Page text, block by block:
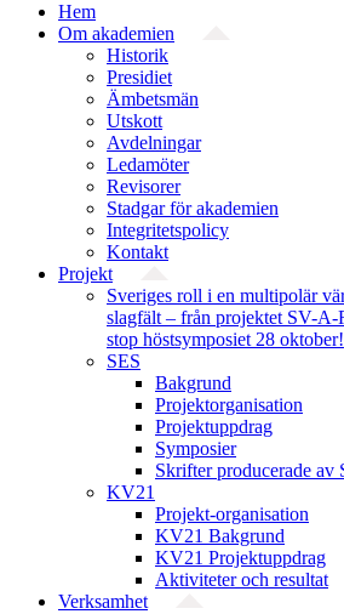
Hem
Om akademien
Historik
Presidiet
Ämbetsmän
Utskott
Avdelningar
Ledamöter
Revisorer
Stadgar för akademien
Integritetspolicy
Kontakt
Projekt
Sveriges roll i en multipolär
slagfält – från projektet SV-
stop höstsymposiet 28 oktober!
SES
Bakgrund
Projekt­organisation
Projektuppdrag
Symposier
Skrifter producerade av
KV21
Projekt-organisation
KV21 Bakgrund
KV21 Projektuppdrag
Aktiviteter och resultat
Verksamhet